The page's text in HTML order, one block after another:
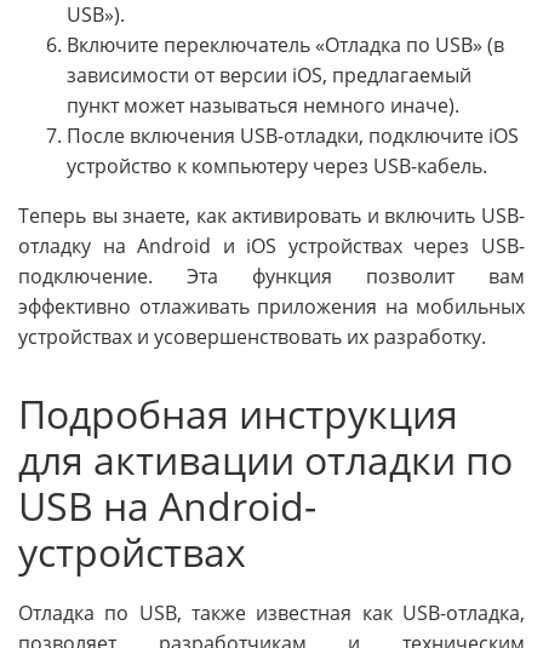
USB»).
Включите переключатель «Отладка по USB» (в
зависимости от версии iOS, предлагаемый
пункт может называться немного иначе).
После включения USB-отладки, подключите iOS
устройство к компьютеру через USB-кабель.
Теперь вы знаете, как активировать и включить USB-
отладку на Android и iOS устройствах через USB-
подключение. Эта функция позволит вам
эффективно отлаживать приложения на мобильных
устройствах и усовершенствовать их разработку.
Подробная инструкция
для активации отладки по
USB на Android-
устройствах
Отладка по USB, также известная как USB-отладка,